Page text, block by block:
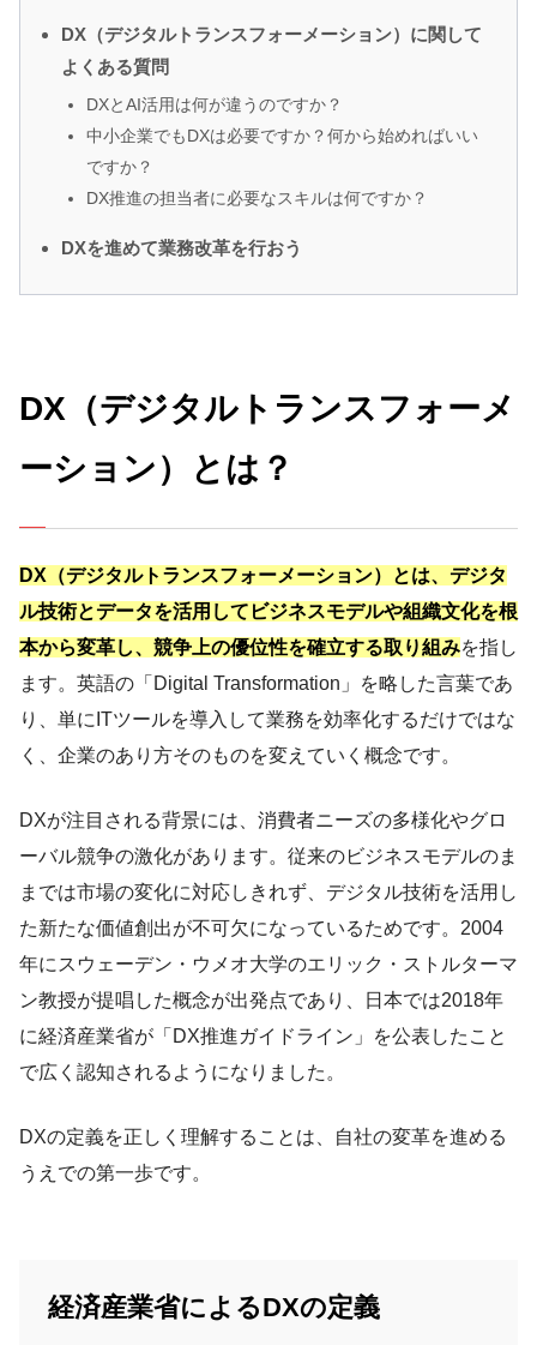
DX（デジタルトランスフォーメーション）に関して
よくある質問
DXとAI活用は何が違うのですか？
中小企業でもDXは必要ですか？何から始めればいい
ですか？
DX推進の担当者に必要なスキルは何ですか？
DXを進めて業務改革を行おう
DX（デジタルトランスフォーメ
ーション）とは？
DX（デジタルトランスフォーメーション）とは、デジタ
ル技術とデータを活用してビジネスモデルや組織文化を根
本から変革し、競争上の優位性を確立する取り組みを指し
ます。英語の「Digital Transformation」を略した言葉であ
り、単にITツールを導入して業務を効率化するだけではな
く、企業のあり方そのものを変えていく概念です。
DXが注目される背景には、消費者ニーズの多様化やグロ
ーバル競争の激化があります。従来のビジネスモデルのま
までは市場の変化に対応しきれず、デジタル技術を活用し
た新たな価値創出が不可欠になっているためです。2004
年にスウェーデン・ウメオ大学のエリック・ストルターマ
ン教授が提唱した概念が出発点であり、日本では2018年
に経済産業省が「DX推進ガイドライン」を公表したこと
で広く認知されるようになりました。
DXの定義を正しく理解することは、自社の変革を進める
うえでの第一歩です。
経済産業省によるDXの定義